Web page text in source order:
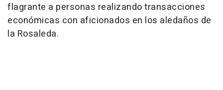
flagrante a personas realizando transacciones
económicas con aficionados en los aledaños de
la Rosaleda.